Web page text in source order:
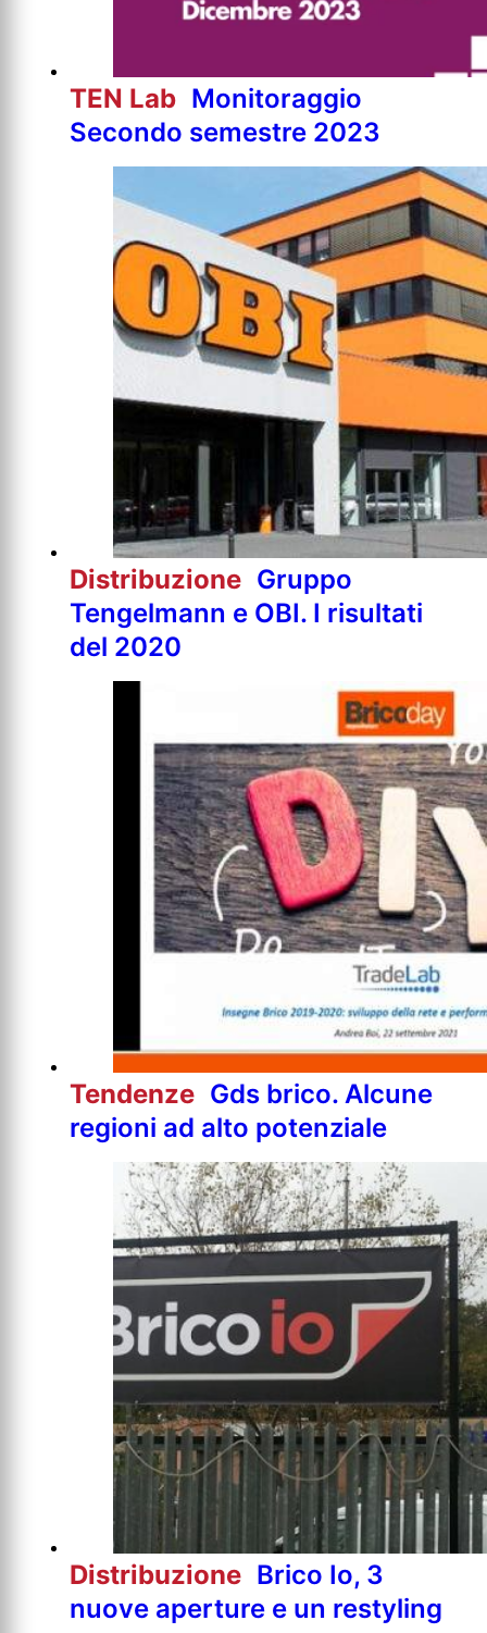
TEN Lab Monitoraggio
Secondo semestre 2023
Distribuzione Gruppo
Tengelmann e OBI. I risultati
del 2020
Tendenze Gds brico. Alcune
regioni ad alto potenziale
Distribuzione Brico Io, 3
nuove aperture e un restyling